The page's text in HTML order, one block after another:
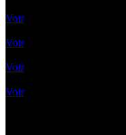
Voir
Voir
Voir
Voir